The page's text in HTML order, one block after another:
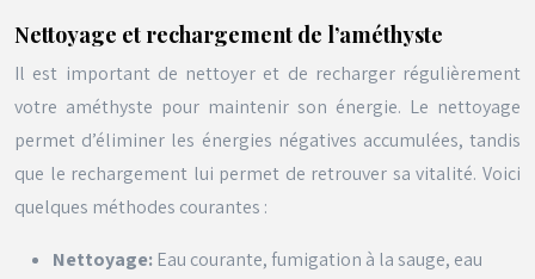
Nettoyage et rechargement de l’améthyste
Il est important de nettoyer et de recharger régulièrement
votre améthyste pour maintenir son énergie. Le nettoyage
permet d’éliminer les énergies négatives accumulées, tandis
que le rechargement lui permet de retrouver sa vitalité. Voici
quelques méthodes courantes :
Nettoyage: Eau courante, fumigation à la sauge, eau